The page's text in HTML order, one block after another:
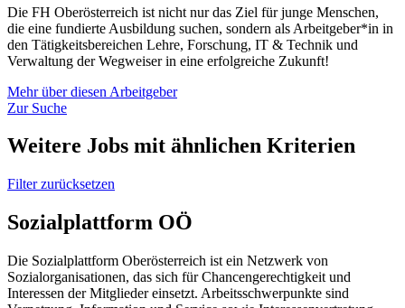
Die FH Oberösterreich ist nicht nur das Ziel für junge Menschen,
die eine fundierte Ausbildung suchen, sondern als Arbeitgeber*in in
den Tätigkeitsbereichen Lehre, Forschung, IT & Technik und
Verwaltung der Wegweiser in eine erfolgreiche Zukunft!
Mehr über diesen Arbeitgeber
Zur Suche
Weitere Jobs mit ähnlichen Kriterien
Filter zurücksetzen
Sozialplattform OÖ
Die Sozialplattform Oberösterreich ist ein Netzwerk von
Sozialorganisationen, das sich für Chancengerechtigkeit und
Interessen der Mitglieder einsetzt. Arbeitsschwerpunkte sind